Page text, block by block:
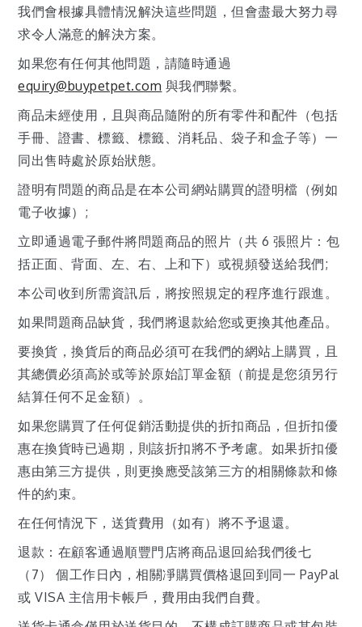
我們會根據具體情況解決這些問題，但會盡最大努力尋
求令人滿意的解決方案。
如果您有任何其他問題，請隨時通過
equiry@buypetpet.com 與我們聯繫。
商品未經使用，且與商品隨附的所有零件和配件（包括
手冊、證書、標籤、標籤、消耗品、袋子和盒子等）一
同出售時處於原始狀態。
證明有問題的商品是在本公司網站購買的證明檔（例如
電子收據）;
立即通過電子郵件將問題商品的照片（共 6 張照片：包
括正面、背面、左、右、上和下）或視頻發送給我們;
本公司收到所需資訊后，將按照規定的程序進行跟進。
如果問題商品缺貨，我們將退款給您或更換其他產品。
要換貨，換貨后的商品必須可在我們的網站上購買，且
其總價必須高於或等於原始訂單金額（前提是您須另行
結算任何不足金額）。
如果您購買了任何促銷活動提供的折扣商品，但折扣優
惠在換貨時已過期，則該折扣將不予考慮。如果折扣優
惠由第三方提供，則更換應受該第三方的相關條款和條
件的約束。
在任何情況下，送貨費用（如有）將不予退還。
退款：在顧客通過順豐門店將商品退回給我們後七
（7） 個工作日內，相關凈購買價格退回到同一 PayPal
或 VISA 主信用卡帳戶，費用由我們自費。